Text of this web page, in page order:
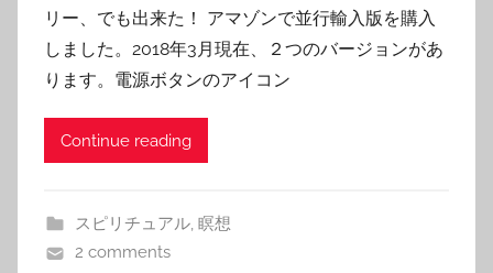
リー、でも出来た！ アマゾンで並行輸入版を購入
しました。2018年3月現在、２つのバージョンがあ
ります。電源ボタンのアイコン
Continue reading
スピリチュアル, 瞑想
2 comments